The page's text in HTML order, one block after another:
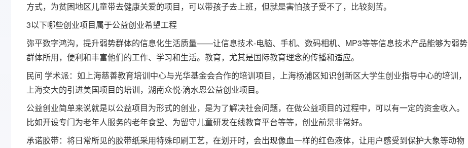
方式，为贫困地区儿童带去健康关爱的项目，可以带孩子去上班，但就是害怕孩子受不了，比较刻苦。
3以下哪些创业项目属于公益创业希望工程
弥平数字鸿沟，提升弱势群体的信息化生活质量——让信息技术-电脑、手机、数码相机、MP3等等信息技术产品能够为弱势
群体所用，便利和丰富他们的工作、学习和生活。教育，尤其是国际教育理念的传播和适应。
民间 学术派：如上海慈善教育培训中心与光华基金会合作的培训项目，上海杨浦区知识创新区大学生创业指导中心的培训，
上海交大的引进美国项目的培训，湖南众悦·滴水恩公益创业项目。
公益创业简单来说就是以公益项目为形式的创业，是为了解决社会问题，在做公益项目的过程中，可以有一定的资金收入。
比如开设专门为老年人服务的老年食堂、为留守儿童研发在线教育平台等等，创业前景非常好。
承诺胶带：将日常所见的胶带纸采用特殊印刷工艺，在划开时，会出现像血一样的红色液体，让用户感受到保护大象等动物